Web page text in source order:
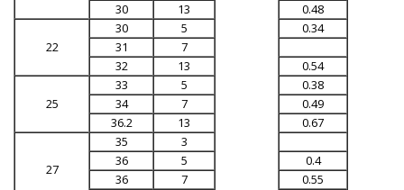
30
13 0.48
22
30 5
0.34
31
7
32
13 0.54
25
33 5
0.38
34
7
0.49
36.2
13 0.67
27
35
3
36
5
0.4
36
7 0.55